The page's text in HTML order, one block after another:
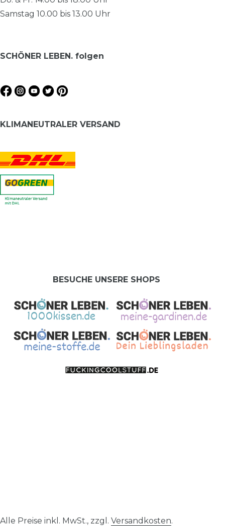
Samstag 10.00 bis 13.00 Uhr
SCHÖNER LEBEN. folgen
KLIMANEUTRALER VERSAND
BESUCHE UNSERE SHOPS
Alle Preise inkl. MwSt., zzgl. Versandkosten.